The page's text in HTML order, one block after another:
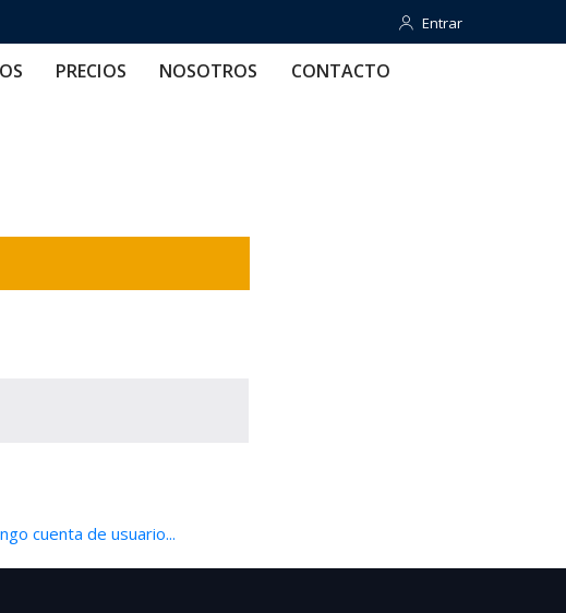
Entrar
Entrar
PRECIOS NOSOTROS CONTACTO
cuenta de usuario...